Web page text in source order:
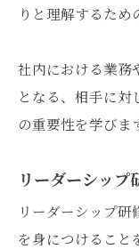
りと理解するため
社内における業務
となる、相手に対
の重要性を学びま
リーダーシップ
リーダーシップ
を身につけること